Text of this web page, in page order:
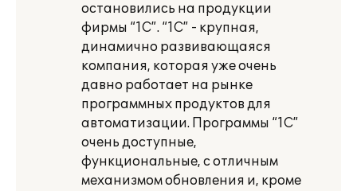
остановились на продукции
фирмы “1С”. “1С” - крупная,
динамично развивающаяся
компания, которая уже очень
давно работает на рынке
программных продуктов для
автоматизации. Программы “1С”
очень доступные,
функциональные, с отличным
механизмом обновления и, кроме